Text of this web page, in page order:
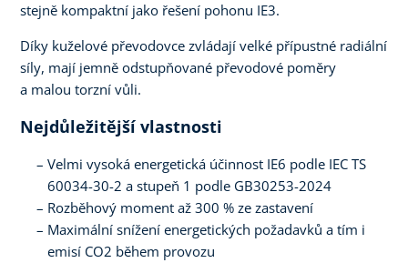
stejně kompaktní jako řešení pohonu IE3.
Díky kuželové převodovce zvládají velké přípustné radiální
síly, mají jemně odstupňované převodové poměry
a malou torzní vůli.
Nejdůležitější vlastnosti
Velmi vysoká energetická účinnost IE6 podle IEC TS
60034-30-2 a stupeň 1 podle GB30253-2024
Rozběhový moment až 300 % ze zastavení
Maximální snížení energetických požadavků a tím i
emisí CO2 během provozu